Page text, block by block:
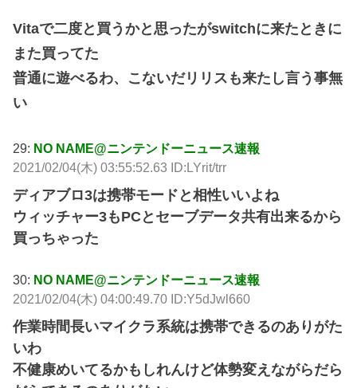
Vitaで二度と買うかと思ったがswitchに来たときに
また買ってた
普通に遊べるわ、こないだリリスも来たし言う事無
い
29: NO NAME@ニンテンドーニュース速報
2021/02/04(木) 03:55:52.63 ID:LYrit/trr
ディアブロ3は携帯モードと相性いいよね
ウィッチャー3もPCとセーブデータ共有出来るから
買っちゃった
30: NO NAME@ニンテンドーニュース速報
2021/02/04(木) 04:00:49.70 ID:Y5dJwl660
作業時間長いマイクラ系統は携帯できるのありがた
いわ
不健康めいてるかもしれんけど体勢変えながらだら